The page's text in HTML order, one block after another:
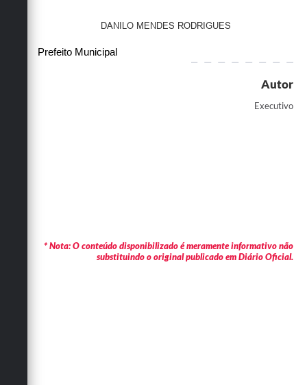
DANILO MENDES RODRIGUES
Prefeito Municipal
Autor
Executivo
* Nota: O conteúdo disponibilizado é meramente informativo não
substituindo o original publicado em Diário Oficial.